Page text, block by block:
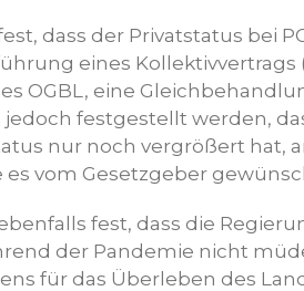
dass der Privatstatus bei
eines Kollektivvertrags
OGBL, eine
festgestellt werden,
nur noch vergrößert hat,
es vom Gesetzgeber
fest, dass die
der Pandemie nicht
für das Überleben des